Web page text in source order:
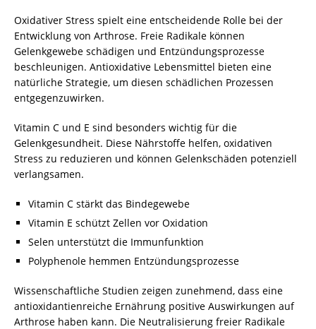
Oxidativer Stress spielt eine entscheidende Rolle bei der
Entwicklung von Arthrose. Freie Radikale können
Gelenkgewebe schädigen und Entzündungsprozesse
beschleunigen. Antioxidative Lebensmittel bieten eine
natürliche Strategie, um diesen schädlichen Prozessen
entgegenzuwirken.
Vitamin C und E sind besonders wichtig für die
Gelenkgesundheit. Diese Nährstoffe helfen, oxidativen
Stress zu reduzieren und können Gelenkschäden potenziell
verlangsamen.
Vitamin C stärkt das Bindegewebe
Vitamin E schützt Zellen vor Oxidation
Selen unterstützt die Immunfunktion
Polyphenole hemmen Entzündungsprozesse
Wissenschaftliche Studien zeigen zunehmend, dass eine
antioxidantienreiche Ernährung positive Auswirkungen auf
Arthrose haben kann. Die Neutralisierung freier Radikale